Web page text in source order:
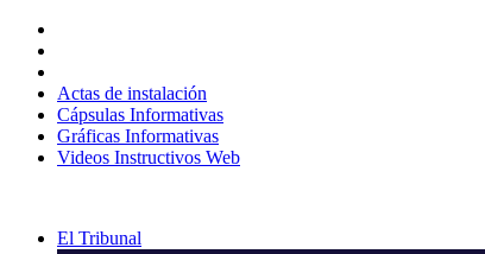
contenido
Actas de instalación
Cápsulas Informativas
Gráficas Informativas
Videos Instructivos Web
El Tribunal